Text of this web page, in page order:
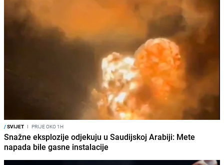
/SVIJET I PRIJE OKO 1H
Snažne eksplozije odjekuju u Saudijskoj Arabiji: Mete
napada bile gasne instalacije